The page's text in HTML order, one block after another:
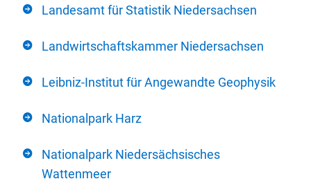
Landesamt für Statistik Niedersachsen
Landwirtschaftskammer Niedersachsen
Leibniz-Institut für Angewandte Geophysik
Nationalpark Harz
Nationalpark Niedersächsisches
Wattenmeer